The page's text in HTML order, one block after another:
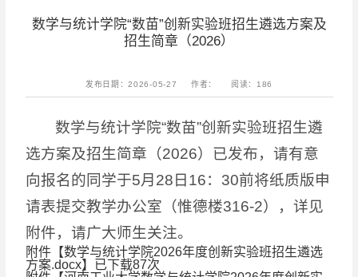
数学与统计学院“数苗”创新实验班招生遴选方案及
招生简章（2026）
发布日期：2026-05-27 作者： 阅读： 186
数学与统计学院“数苗”创新实验班招生遴
选方案及招生简章（2026）已发布，请有意
向报名的同学于5月28日16：30前将纸质版申
请表提交教学办公室（惟德楼316-2），详见
附件，请广大师生关注。
附件【数学与统计学院2026年度创新实验班招生遴选
方案.docx】已下载87次